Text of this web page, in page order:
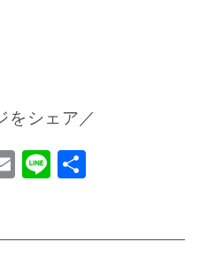
をシェア／
Email
Line